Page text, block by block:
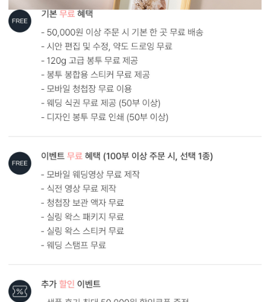
AI 해상도 업그레이드 신청하기
원본
형태 및 구성